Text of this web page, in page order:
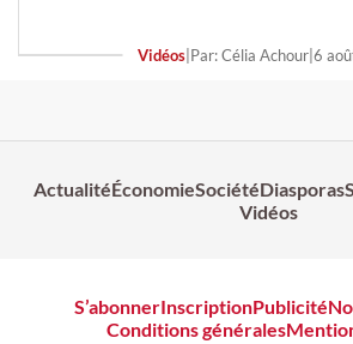
Vidéos| Par: Célia Achour| 6
ActualitéÉconomieSociétéDiasporas
Vidéos
S’abonnerInscriptionPublicité
Conditions générales